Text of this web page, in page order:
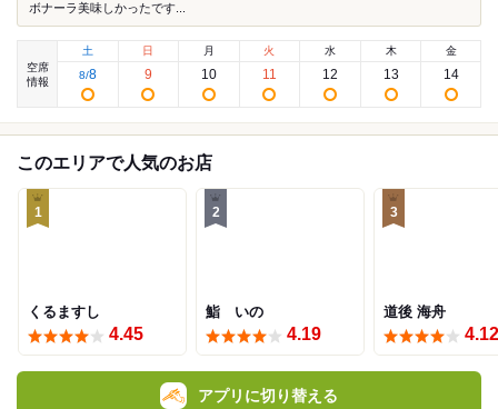
ボナーラ美味しかったです...
空席
情報
土
8/8
日
9
月
10
火
11
水
12
木
13
金
14
このエリアで人気のお店
1
くるますし
4.45
2
鮨 いの
4.19
3
道後 海舟
4.12
アプリに切り替える